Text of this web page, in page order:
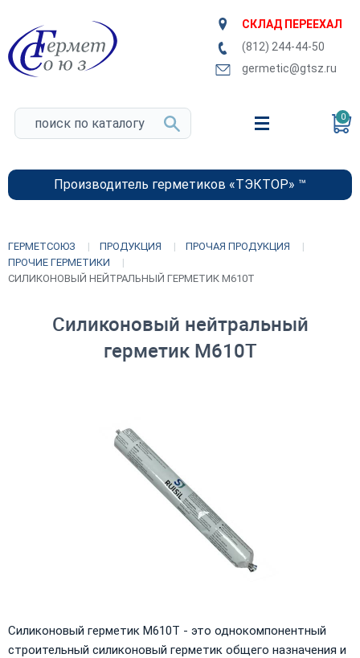
СКЛАД ПЕРЕЕХАЛ
(812) 244-44-50
germetic@gtsz.ru
0
Производитель герметиков «ТЭКТОР» ™
ГЕРМЕТСОЮЗ ПРОДУКЦИЯ
ПРОЧАЯ ПРОДУКЦИЯ
ПРОЧИЕ ГЕРМЕТИКИ
СИЛИКОНОВЫЙ НЕЙТРАЛЬНЫЙ ГЕРМЕТИК M610T
Силиконовый нейтральный
герметик M610T
Силиконовый герметик M610T - это однокомпонентный
строительный силиконовый герметик общего назначения и